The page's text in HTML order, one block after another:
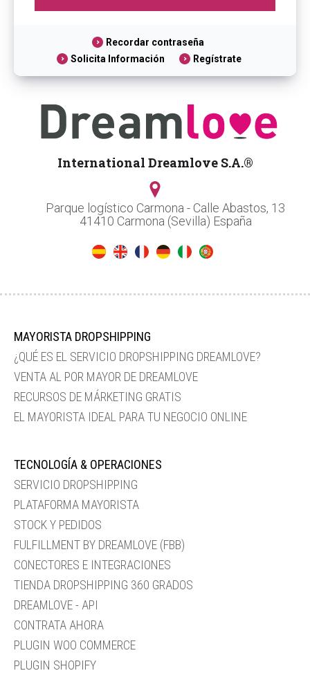
Recordar contraseña
Solicita Información
Regístrate
International Dreamlove S.A.®
Parque logístico Carmona - Calle Abastos, 13
41410 Carmona (Sevilla) España
MAYORISTA DROPSHIPPING
¿QUÉ ES EL SERVICIO DROPSHIPPING DREAMLOVE?
VENTA AL POR MAYOR DE DREAMLOVE
RECURSOS DE MÁRKETING GRATIS
EL MAYORISTA IDEAL PARA TU NEGOCIO ONLINE
TECNOLOGÍA & OPERACIONES
SERVICIO DROPSHIPPING
PLATAFORMA MAYORISTA
STOCK Y PEDIDOS
FULFILLMENT BY DREAMLOVE (FBB)
CONECTORES E INTEGRACIONES
TIENDA DROPSHIPPING 360 GRADOS
DREAMLOVE - API
CONTRATA AHORA
PLUGIN WOO COMMERCE
PLUGIN SHOPIFY